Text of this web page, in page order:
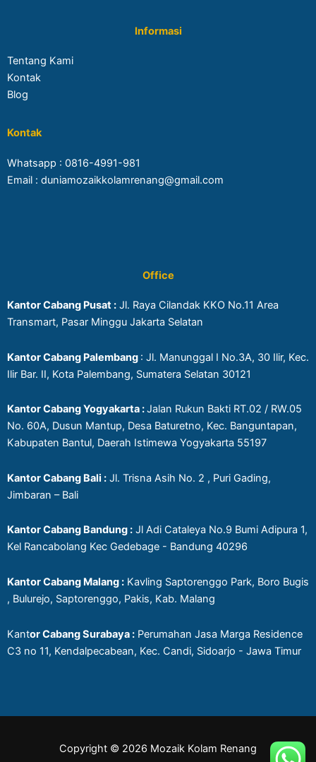
Informasi
Tentang Kami
Kontak
Blog
Kontak
Whatsapp : 0816-4991-981
Email : duniamozaikkolamrenang@gmail.com
Office
Kantor Cabang Pusat : Jl. Raya Cilandak KKO No.11 Area
Transmart, Pasar Minggu Jakarta Selatan
Kantor Cabang Palembang : Jl. Manunggal I No.3A, 30 Ilir, Kec.
Ilir Bar. II, Kota Palembang, Sumatera Selatan 30121
Kantor Cabang Yogyakarta :Jalan Rukun Bakti RT.02 / RW.05
No. 60A, Dusun Mantup, Desa Baturetno, Kec. Banguntapan,
Kabupaten Bantul, Daerah Istimewa Yogyakarta 55197
Kantor Cabang Bali : Jl. Trisna Asih No. 2 , Puri Gading,
Jimbaran – Bali
Kantor Cabang Bandung : Jl Adi Cataleya No.9 Bumi Adipura 1,
Kel Rancabolang Kec Gedebage - Bandung 40296
Kantor Cabang Malang : Kavling Saptorenggo Park, Boro Bugis
, Bulurejo, Saptorenggo, Pakis, Kab. Malang
Kantor Cabang Surabaya : Perumahan Jasa Marga Residence
C3 no 11, Kendalpecabean, Kec. Candi, Sidoarjo - Jawa Timur
Copyright © 2026 Mozaik Kolam Renang